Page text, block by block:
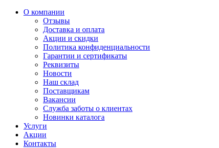
О компании
Отзывы
Доставка и оплата
Акции и скидки
Политика конфиденциальности
Гарантии и сертификаты
Реквизиты
Новости
Наш склад
Поставщикам
Вакансии
Служба заботы о клиентах
Новинки каталога
Услуги
Акции
Контакты